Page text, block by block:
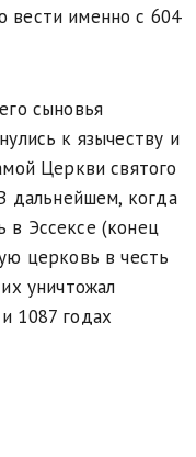
вести именно с 604
сыновья
к язычеству и
Церкви святого
дальнейшем, когда
в Эссексе (конец
церковь в честь
уничтожал
1087 годах